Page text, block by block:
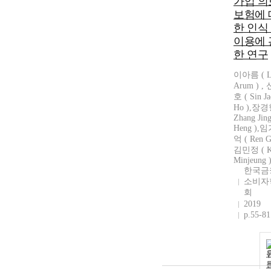
보험에
한 인식
이용에
한 연구
이아름 (
Arum ) ,
호 ( Sin
Ho ),장경
Zhang Jing
Heng ),임
억 ( Ren
김민정 (
Minjeung )
한국금
소비자
회
2019
p.55-81